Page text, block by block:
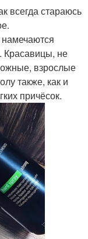
всегда стараюсь
Красавицы, не
взрослые
также, как и
причёсок.